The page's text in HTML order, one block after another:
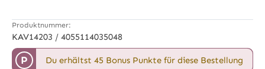
Produktnummer:
KAV14203 / 4055114035048
P Du erhältst 45 Bonus Punkte für diese Bestellung